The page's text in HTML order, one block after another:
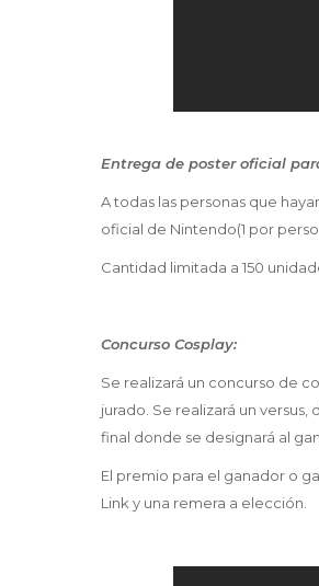
Entrega de poster oficial
A todas las personas que
oficial de Nintendo(1 por
Cantidad limitada a 150
Concurso Cosplay:
Se realizará un concurso de
jurado. Se realizará un
final donde se designará al
El premio para el ganador o
Link y una remera a elección.